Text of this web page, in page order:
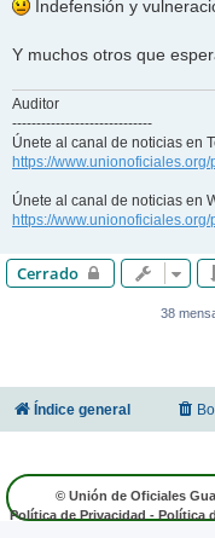
Indefensión y
Y muchos otros que
Auditor
-----------------------------
Únete al canal de noticias en
https://
Únete al canal de noticias en
https://
Cerrado
38
Índice general
© Unión de Oficiales
Política de Privacidad - Política